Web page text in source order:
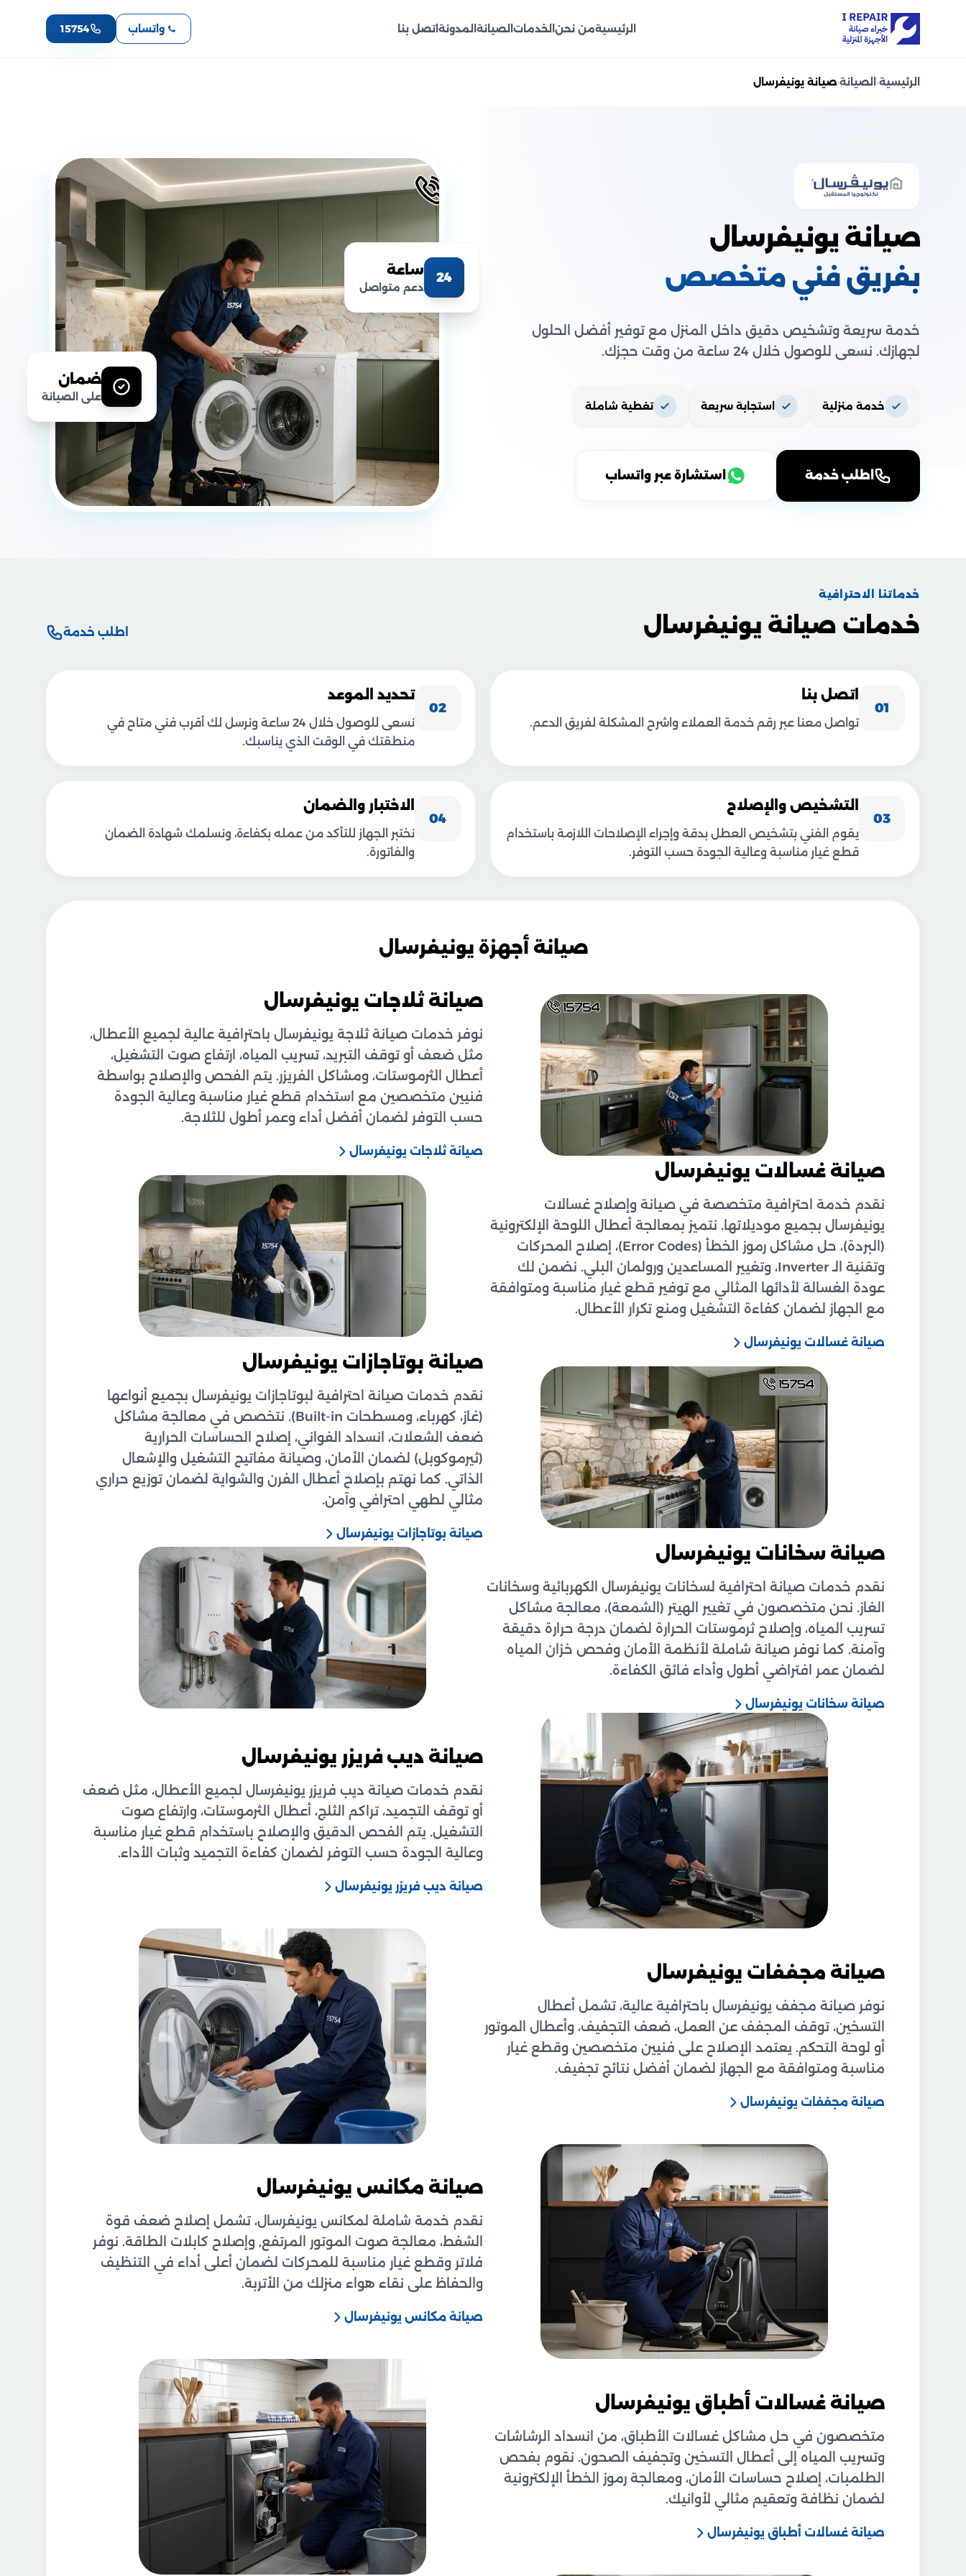
الرئيسيةمن نحن الخدمات الصيانة المدونةاتصل بنا واتساب 15754
الرئيسية‹ الصيانة‹صيانة يونيفرسال
صيانة يونيفرسال
بفريق فني متخصص
خدمة سريعة وتشخيص دقيق داخل المنزل مع توفير أفضل الحلول
لجهازك. نسعى للوصول خلال 24 ساعة من وقت حجزك.
خدمة منزلية استجابة سريعة تغطية شاملة
اطلب خدمة استشارة عبر واتساب
24 ساعة
دعم متواصل
ضمان
على الصيانة
خدماتنا الاحترافية
خدمات صيانة يونيفرسال اطلب خدمة
01
اتصل بنا
تواصل معنا عبر رقم خدمة العملاء واشرح المشكلة لفريق الدعم.
02
تحديد الموعد
نسعى للوصول خلال 24 ساعة ونرسل لك أقرب فني متاح في
منطقتك في الوقت الذي يناسبك.
03
التشخيص والإصلاح
يقوم الفني بتشخيص العطل بدقة وإجراء الإصلاحات اللازمة باستخدام
قطع غيار مناسبة وعالية الجودة حسب التوفر.
04
الاختبار والضمان
نختبر الجهاز للتأكد من عمله بكفاءة، ونسلمك شهادة الضمان
والفاتورة.
صيانة أجهزة يونيفرسال
صيانة ثلاجات يونيفرسال
نوفر خدمات صيانة ثلاجة يونيفرسال باحترافية عالية لجميع الأعطال،
مثل ضعف أو توقف التبريد، تسريب المياه، ارتفاع صوت التشغيل،
أعطال الثرموستات، ومشاكل الفريزر. يتم الفحص والإصلاح بواسطة
فنيين متخصصين مع استخدام قطع غيار مناسبة وعالية الجودة
حسب التوفر لضمان أفضل أداء وعمر أطول للثلاجة.
صيانة ثلاجات يونيفرسال
صيانة غسالات يونيفرسال
نقدم خدمة احترافية متخصصة في صيانة وإصلاح غسالات
يونيفرسال بجميع موديلاتها. نتميز بمعالجة أعطال اللوحة الإلكترونية
(البردة)، حل مشاكل رموز الخطأ (Error Codes)، إصلاح المحركات
وتقنية الـ Inverter، وتغيير المساعدين ورولمان البلي. نضمن لك
عودة الغسالة لأدائها المثالي مع توفير قطع غيار مناسبة ومتوافقة
مع الجهاز لضمان كفاءة التشغيل ومنع تكرار الأعطال.
صيانة غسالات يونيفرسال
صيانة بوتاجازات يونيفرسال
نقدم خدمات صيانة احترافية لبوتاجازات يونيفرسال بجميع أنواعها
(غاز، كهرباء، ومسطحات Built-in). نتخصص في معالجة مشاكل
ضعف الشعلات، انسداد الفواني، إصلاح الحساسات الحرارية
(ثيرموكوبل) لضمان الأمان، وصيانة مفاتيح التشغيل والإشعال
الذاتي. كما نهتم بإصلاح أعطال الفرن والشواية لضمان توزيع حراري
مثالي لطهي احترافي وآمن.
صيانة بوتاجازات يونيفرسال
صيانة سخانات يونيفرسال
نقدم خدمات صيانة احترافية لسخانات يونيفرسال الكهربائية وسخانات
الغاز. نحن متخصصون في تغيير الهيتر (الشمعة)، معالجة مشاكل
تسريب المياه، وإصلاح ثرموستات الحرارة لضمان درجة حرارة دقيقة
وآمنة. كما نوفر صيانة شاملة لأنظمة الأمان وفحص خزان المياه
لضمان عمر افتراضي أطول وأداء فائق الكفاءة.
صيانة سخانات يونيفرسال
صيانة ديب فريزر يونيفرسال
نقدم خدمات صيانة ديب فريزر يونيفرسال لجميع الأعطال، مثل ضعف
أو توقف التجميد، تراكم الثلج، أعطال الثرموستات، وارتفاع صوت
التشغيل. يتم الفحص الدقيق والإصلاح باستخدام قطع غيار مناسبة
وعالية الجودة حسب التوفر لضمان كفاءة التجميد وثبات الأداء.
صيانة ديب فريزر يونيفرسال
صيانة مجففات يونيفرسال
نوفر صيانة مجفف يونيفرسال باحترافية عالية، تشمل أعطال
التسخين، توقف المجفف عن العمل، ضعف التجفيف، وأعطال الموتور
أو لوحة التحكم. يعتمد الإصلاح على فنيين متخصصين وقطع غيار
مناسبة ومتوافقة مع الجهاز لضمان أفضل نتائج تجفيف.
صيانة مجففات يونيفرسال
صيانة مكانس يونيفرسال
نقدم خدمة شاملة لمكانس يونيفرسال، تشمل إصلاح ضعف قوة
الشفط، معالجة صوت الموتور المرتفع, وإصلاح كابلات الطاقة. نوفر
فلاتر وقطع غيار مناسبة للمحركات لضمان أعلى أداء في التنظيف
والحفاظ على نقاء هواء منزلك من الأتربة.
صيانة مكانس يونيفرسال
صيانة غسالات أطباق يونيفرسال
متخصصون في حل مشاكل غسالات الأطباق، من انسداد الرشاشات
وتسريب المياه إلى أعطال التسخين وتجفيف الصحون. نقوم بفحص
الطلمبات، إصلاح حساسات الأمان، ومعالجة رموز الخطأ الإلكترونية
لضمان نظافة وتعقيم مثالي لأوانيك.
صيانة غسالات أطباق يونيفرسال